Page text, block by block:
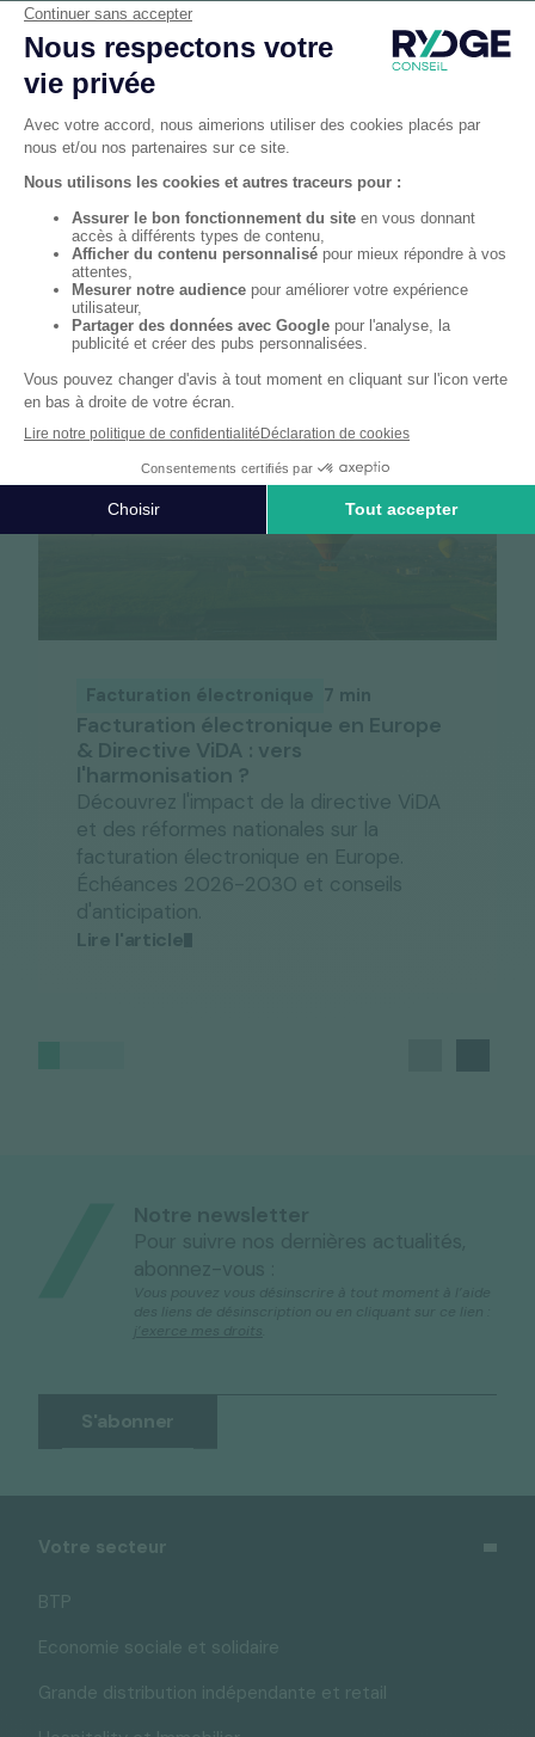
Nos événements et nos articles
Découvrez nos
événementsetarticles
Voir plus
Facturation électronique 7 min
Facturation électronique en Europe
& Directive ViDA : vers
l'harmonisation ?
Découvrez l'impact de la directive ViDA
et des réformes nationales sur la
facturation électronique en Europe.
Échéances 2026-2030 et conseils
d'anticipation.
Lire l'article
Notre newsletter
Pour suivre nos dernières actualités,
abonnez-vous :
Vous pouvez vous désinscrire à tout moment à l’aide
des liens de désinscription ou en cliquant sur ce lien :
j’exerce mes droits
Votre secteur
BTP
Economie sociale et solidaire
Grande distribution indépendante et retail